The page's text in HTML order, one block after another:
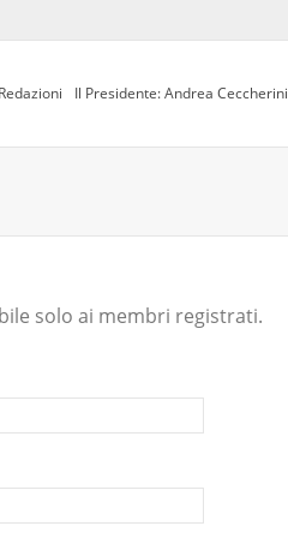
Redazioni Il Presidente: Andrea Ceccherini
solo ai membri registrati.